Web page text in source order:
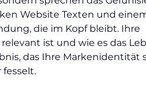
Website Texten und
die im Kopf bleibt. Ihre
ist und wie es das
das Ihre Markenidentität
fesselt.